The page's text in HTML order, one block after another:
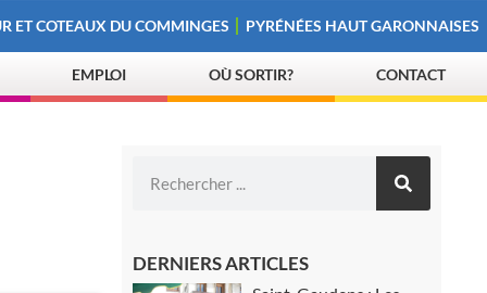
ET COTEAUX DU COMMINGES PYRÉNÉES HAUT GARONNAISES
EMPLOI OÙ SORTIR? CONTACT
DERNIERS ARTICLES